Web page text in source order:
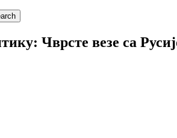
Чврсте везе са